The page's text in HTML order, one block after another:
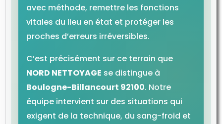
avec méthode, remettre les fonctions
vitales du lieu en état et protéger les
proches d’erreurs irréversibles.
C’est précisément sur ce terrain que
NORD NETTOYAGE se distingue à
Boulogne-Billancourt 92100. Notre
équipe intervient sur des situations qui
exigent de la technique, du sang-froid et